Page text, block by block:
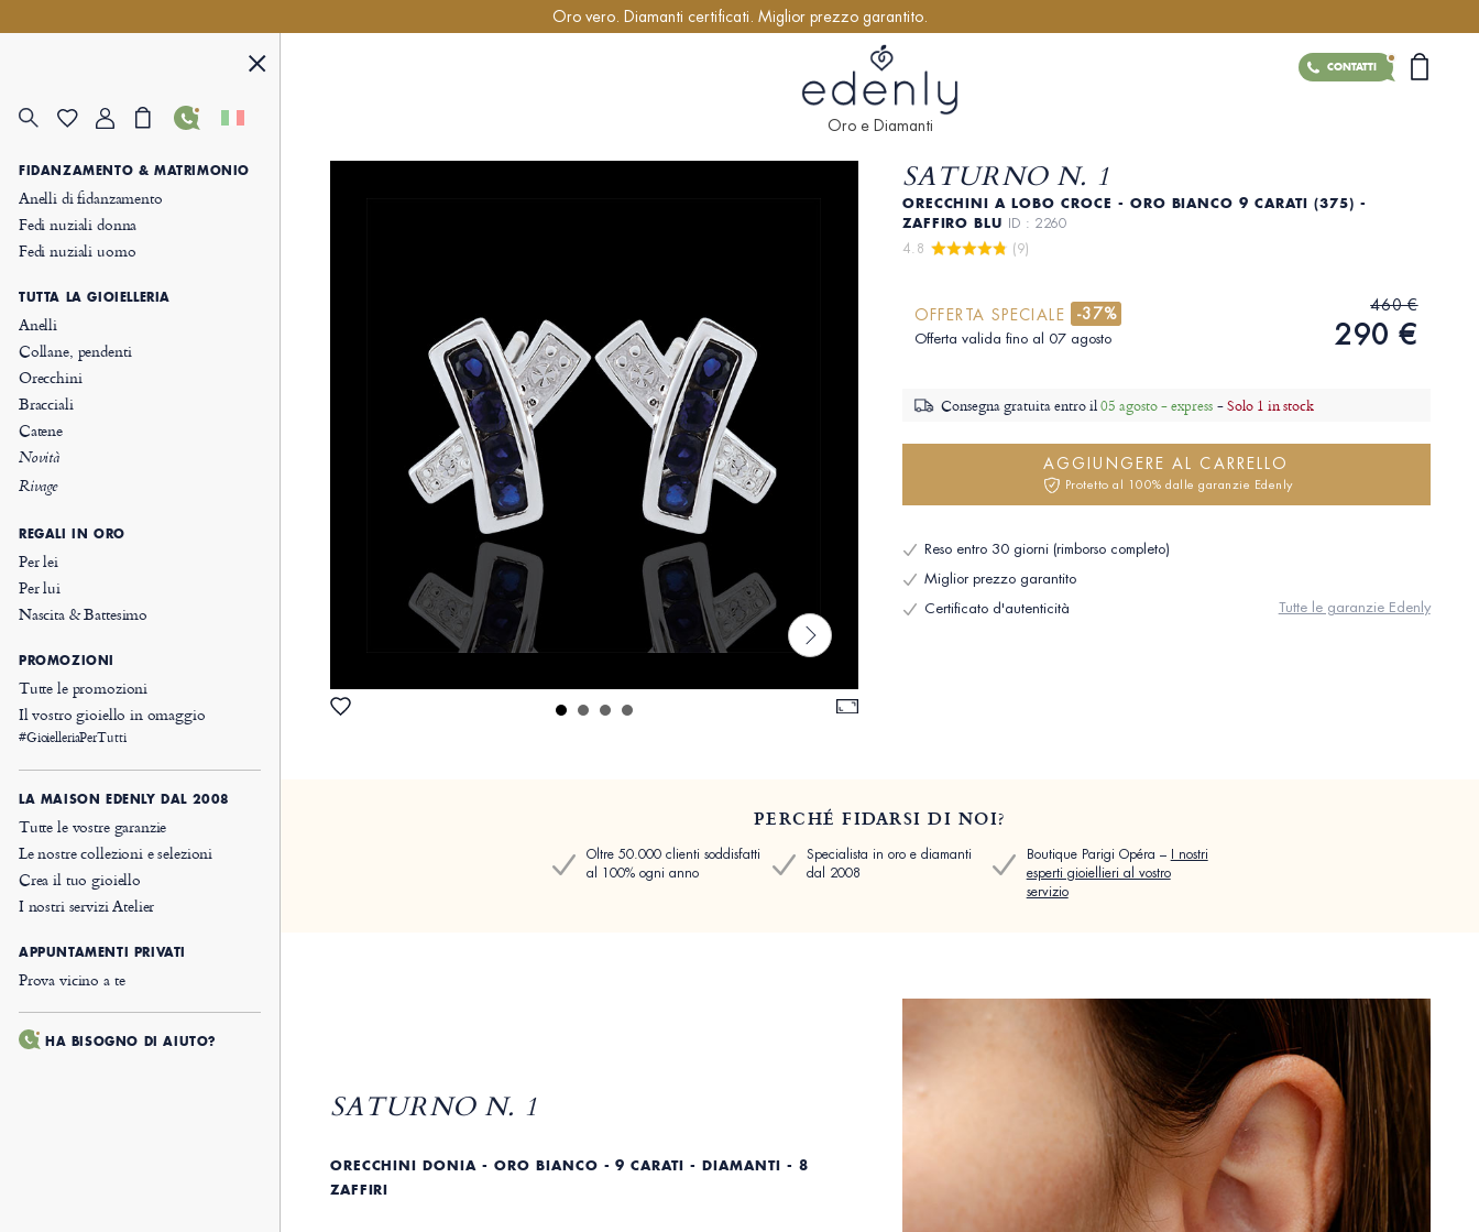
FIDANZAMENTO & MATRIMONIO
Anelli di fidanzamento
Fedi nuziali donna
Fedi nuziali uomo
TUTTA LA GIOIELLERIA
Anelli
Collane, pendenti
Orecchini
Bracciali
Catene
Novità
Rivage
REGALI IN ORO
Per lei
Per lui
Nascita & Battesimo
PROMOZIONI
Tutte le promozioni
Il vostro gioiello in omaggio
#GioielleriaPerTutti
LA MAISON EDENLY DAL 2008
Tutte le vostre garanzie
Le nostre collezioni e selezioni
Crea il tuo gioiello
I nostri servizi Atelier
APPUNTAMENTI PRIVATI
Prova vicino a te
HA BISOGNO DI AIUTO?
Oro vero. Diamanti certificati. Miglior prezzo garantito.
CONTATTI
Oro e Diamanti
SATURNO N. 1
ORECCHINI A LOBO CROCE - ORO BIANCO 9 CARATI (375) -
ZAFFIRO BLU ID : 2260
4.8
(9)
OFFERTA SPECIALE -37%
Offerta valida fino al 07 agosto
460 €
290 €
Consegna gratuita entro il05 agosto - express -Solo 1 in stock
AGGIUNGERE AL CARRELLO
Protetto al 100% dalle garanzie Edenly
Reso entro 30 giorni (rimborso completo)
Miglior prezzo garantito
Certificato d'autenticità
Tutte le garanzie Edenly
PERCHÉ FIDARSI DI NOI?
Oltre 50.000 clienti soddisfatti
al 100% ogni anno
Specialista in oro e diamanti
dal 2008
Boutique Parigi Opéra – I nostri
esperti gioiellieri al vostro
servizio
SATURNO N. 1
ORECCHINI DONIA - ORO BIANCO - 9 CARATI - DIAMANTI - 8
ZAFFIRI